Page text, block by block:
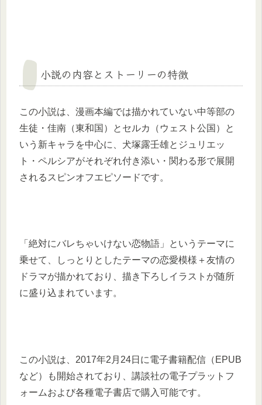
小説の内容とストーリーの特徴
この小説は、漫画本編では描かれていない中等部の
生徒・佳南（東和国）とセルカ（ウェスト公国）と
いう新キャラを中心に、犬塚露壬雄とジュリエッ
ト・ペルシアがそれぞれ付き添い・関わる形で展開
されるスピンオフエピソードです。
「絶対にバレちゃいけない恋物語」というテーマに
乗せて、しっとりとしたテーマの恋愛模様＋友情の
ドラマが描かれており、描き下ろしイラストが随所
に盛り込まれています。
この小説は、2017年2月24日に電子書籍配信（EPUB
など）も開始されており、講談社の電子プラットフ
ォームおよび各種電子書店で購入可能です。